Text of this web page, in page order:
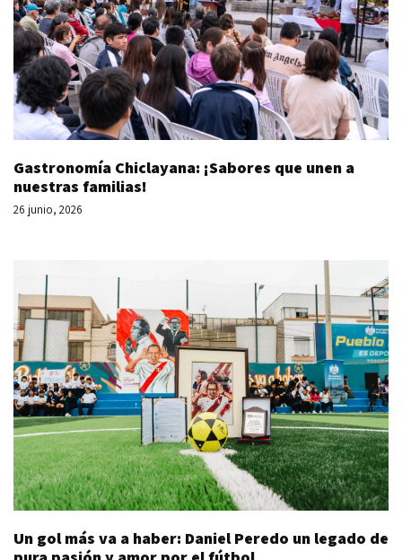
Gastronomía Chiclayana: ¡Sabores que unen a
nuestras familias!
26 junio, 2026
Un gol más va a haber: Daniel Peredo un legado de